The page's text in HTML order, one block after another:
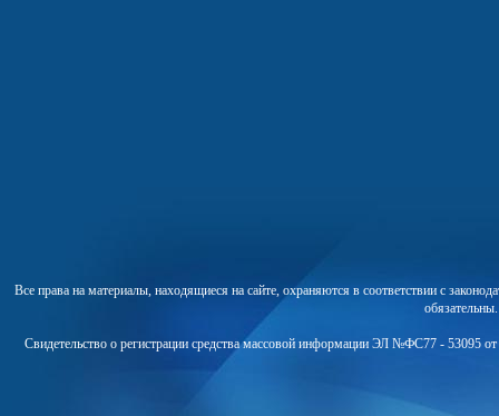
Все права на материалы, находящиеся на сайте, охраняются в соответствии с
Свидетельство о регистрации средства массовой информации ЭЛ №ФС77 - 53095